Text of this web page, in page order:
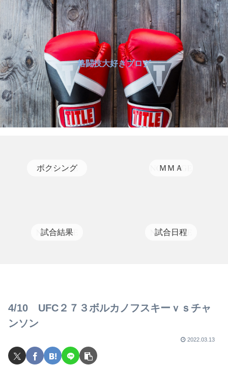
格闘技大好きブログ
ボクシング ＭＭＡ
試合結果 試合日程
4/10 UFC２７３ボルカノフスキーｖｓチャ
ンソン
2022.03.13